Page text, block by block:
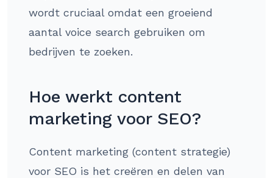
wordt cruciaal omdat een groeiend
aantal voice search gebruiken om
bedrijven te zoeken.
Hoe werkt content
marketing voor SEO?
Content marketing (content strategie)
voor SEO is het creëren en delen van